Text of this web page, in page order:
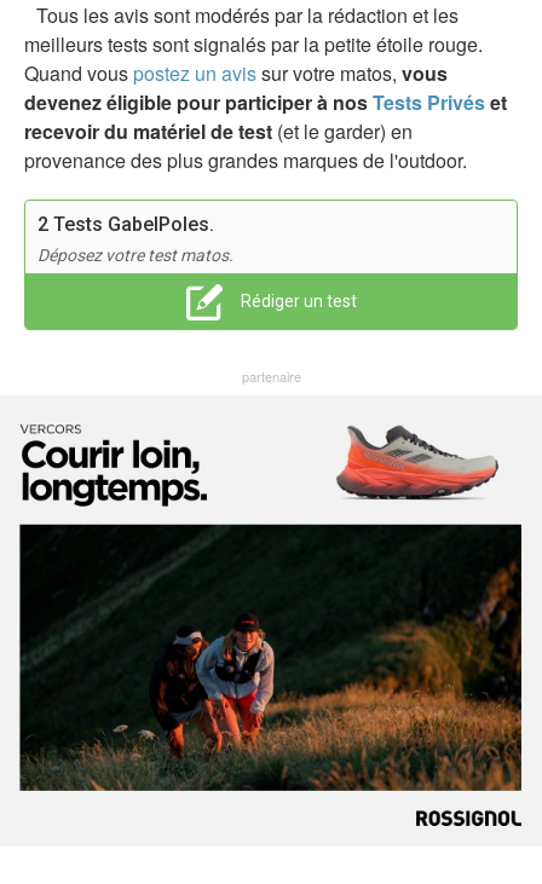
Tous les avis sont modérés par la rédaction et les
meilleurs tests sont signalés par la petite étoile rouge.
Quand vous postez un avissur votre matos, vous
devenez éligible pour participer à nosTests Privéset
recevoir du matériel de test (et le garder) en
provenance des plus grandes marques de l'outdoor.
2 Tests GabelPoles.
Déposez votre test matos.
Rédiger un test